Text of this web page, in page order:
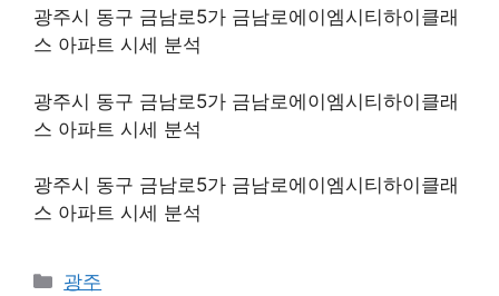
광주시 동구 금남로5가 금남로에이엠시티하이클래
스 아파트 시세 분석
광주시 동구 금남로5가 금남로에이엠시티하이클래
스 아파트 시세 분석
광주시 동구 금남로5가 금남로에이엠시티하이클래
스 아파트 시세 분석
Categories
광주